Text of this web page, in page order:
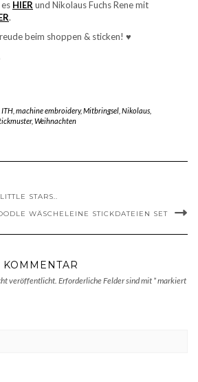
HIER und Nikolaus Fuchs Rene mit
.
beim shoppen & sticken! ♥
ITH, machine embroidery,Mitbringsel, Nikolaus,
, Weihnachten
STARS..
WÄSCHELEINE STICKDATEIEN SET
veröffentlicht. Erforderliche Felder sind mit *markiert